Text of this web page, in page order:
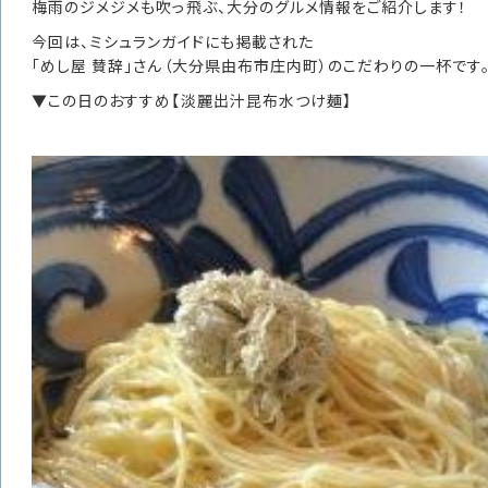
梅雨のジメジメも吹っ飛ぶ、大分のグルメ情報をご紹介します！
今回は、ミシュランガイドにも掲載された
「めし屋 賛辞」さん（大分県由布市庄内町）のこだわりの一杯です
▼この日のおすすめ【淡麗出汁昆布水つけ麺】